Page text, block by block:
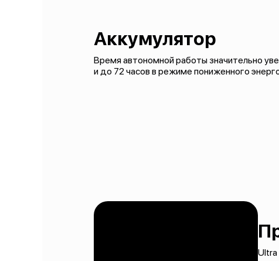
Аккумулятор
Время автономной работы значительно
и до 72 часов в режиме пониженного
Ultra